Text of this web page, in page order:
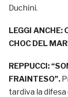
Duchini.
LEGGI ANCHE:
CHOC DEL
REPPUCCI:
FRAINTESO”.
tardiva la